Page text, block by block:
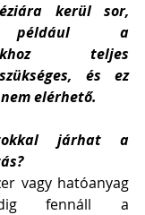
kerül sor,
a
teljes
és ez
elérhető.
járhat a
vagy hatóanyag
fennáll a